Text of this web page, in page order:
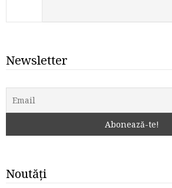
Newsletter
Noutăți